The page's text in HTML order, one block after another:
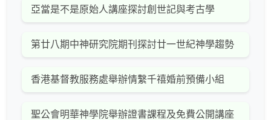
亞當是不是原始人講座探討創世記與考古學
第廿八期中神研究院期刊探討廿一世紀神學趨勢
香港基督教服務處舉辦情繫千禧婚前預備小組
聖公會明華神學院舉辦證書課程及免費公開講座